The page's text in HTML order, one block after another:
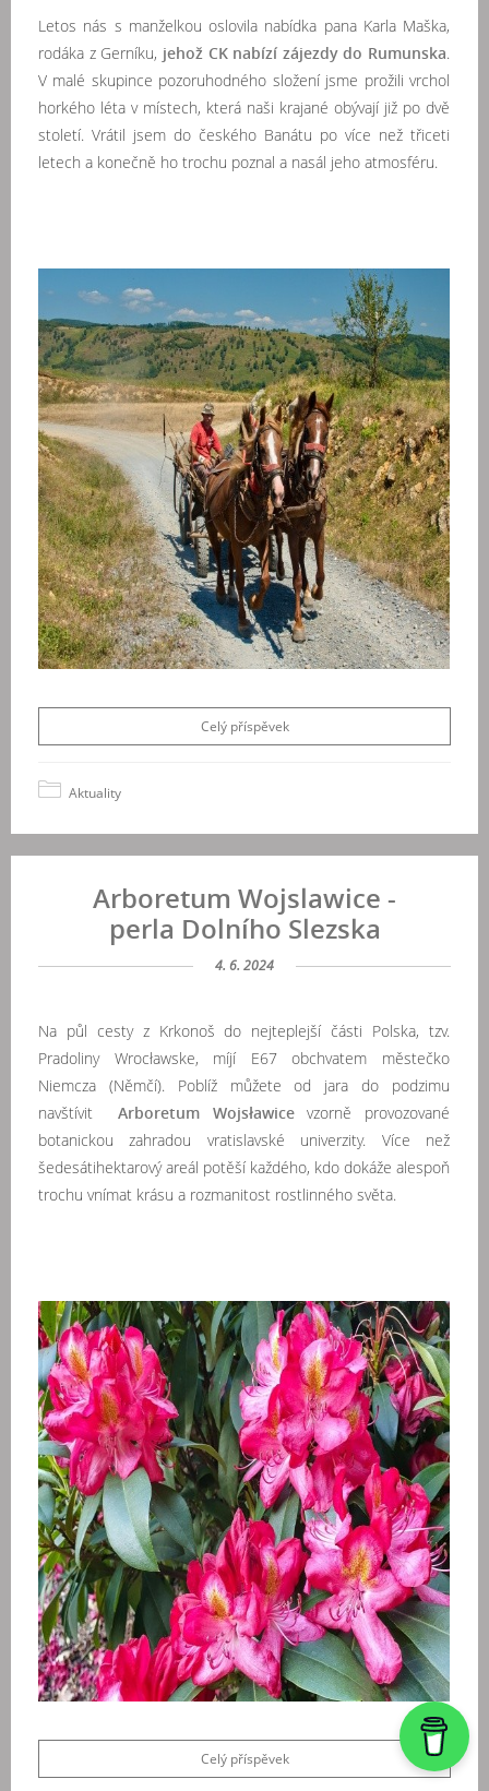
Letos nás s manželkou oslovila nabídka pana Karla Maška,
rodáka z Gerníku, jehož CK nabízí zájezdy do Rumunska.
V malé skupince pozoruhodného složení jsme prožili vrchol
horkého léta v místech, která naši krajané obývají již po dvě
století. Vrátil jsem do českého Banátu po více než třiceti
letech a konečně ho trochu poznal a nasál jeho atmosféru.
Celý příspěvek
Aktuality
Arboretum Wojslawice -
perla Dolního Slezska
4. 6. 2024
Na půl cesty z Krkonoš do nejteplejší části Polska, tzv.
Pradoliny Wrocławske, míjí E67 obchvatem městečko
Niemcza (Němčí). Poblíž můžete od jara do podzimu
navštívitArboretum Wojsławice
vzorně provozované
botanickou zahradou vratislavské univerzity. Více než
šedesátihektarový areál potěší každého, kdo dokáže alespoň
trochu vnímat krásu a rozmanitost rostlinného světa.
Celý příspěvek